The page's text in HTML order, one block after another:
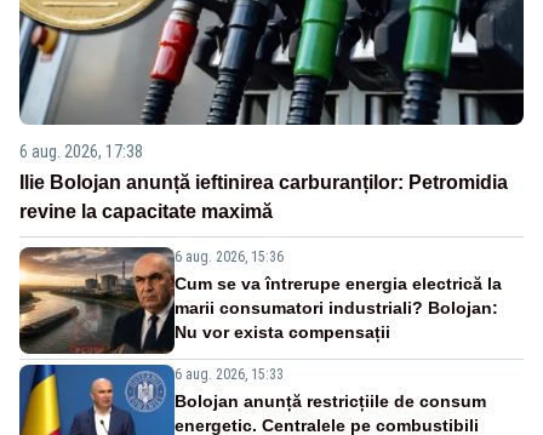
6 aug. 2026, 17:38
Ilie Bolojan anunță ieftinirea carburanților: Petromidia
revine la capacitate maximă
6 aug. 2026, 15:36
Cum se va întrerupe energia electrică la
marii consumatori industriali? Bolojan:
Nu vor exista compensații
6 aug. 2026, 15:33
Bolojan anunță restricțiile de consum
energetic. Centralele pe combustibili